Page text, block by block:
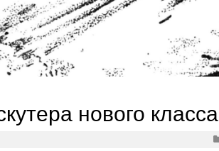
нового класса